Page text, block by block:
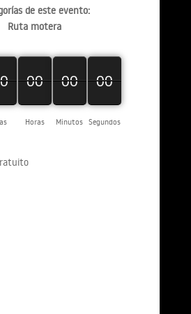
de este evento:
Ruta motera
00
00
00
Horas
00
00
00
Minutos
00
00
00
Segundos